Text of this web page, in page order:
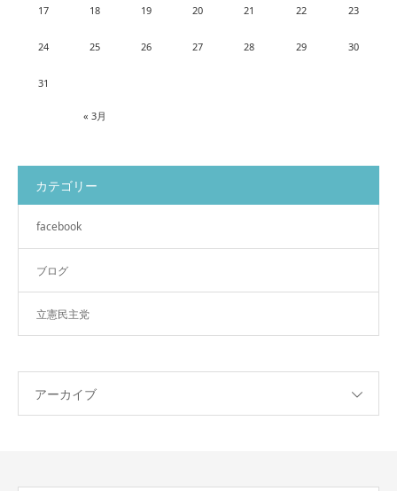
« 3月
17 18 19 20 21 22 23
24 25 26 27 28 29 30
31
カテゴリー
facebook
ブログ
立憲民主党
アーカイブ